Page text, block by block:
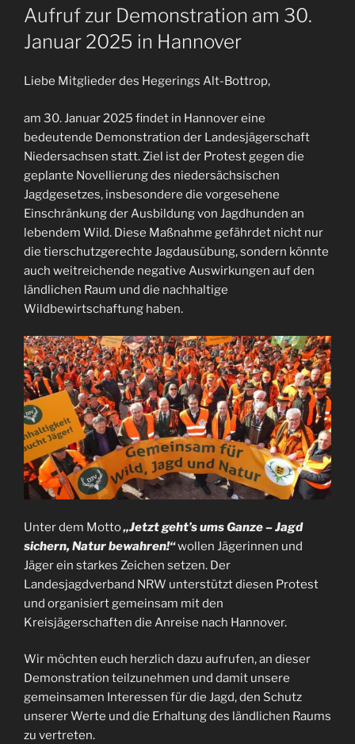
AM
Aufruf zur Demonstration am 30.
Januar 2025 in Hannover
Liebe Mitglieder des Hegerings Alt-Bottrop,
am 30. Januar 2025 findet in Hannover eine
bedeutende Demonstration der Landesjägerschaft
Niedersachsen statt. Ziel ist der Protest gegen die
geplante Novellierung des niedersächsischen
Jagdgesetzes, insbesondere die vorgesehene
Einschränkung der Ausbildung von Jagdhunden an
lebendem Wild. Diese Maßnahme gefährdet nicht nur
die tierschutzgerechte Jagdausübung, sondern könnte
auch weitreichende negative Auswirkungen auf den
ländlichen Raum und die nachhaltige
Wildbewirtschaftung haben.
Unter dem Motto„Jetzt geht’s ums Ganze – Jagd
sichern, Natur bewahren!“wollen Jägerinnen und
Jäger ein starkes Zeichen setzen. Der
Landesjagdverband NRW unterstützt diesen Protest
und organisiert gemeinsam mit den
Kreisjägerschaften die Anreise nach Hannover.
Wir möchten euch herzlich dazu aufrufen, an dieser
Demonstration teilzunehmen und damit unsere
gemeinsamen Interessen für die Jagd, den Schutz
unserer Werte und die Erhaltung des ländlichen Raums
zu vertreten.